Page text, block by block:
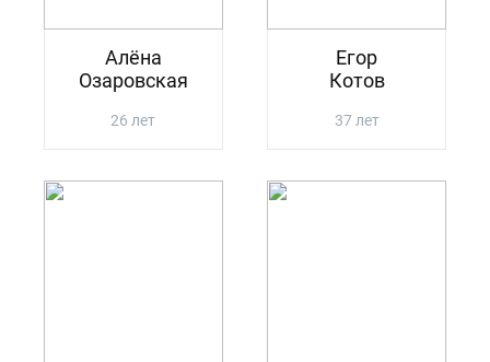
Алёна
Озаровская
26 лет
Егор
Котов
37 лет